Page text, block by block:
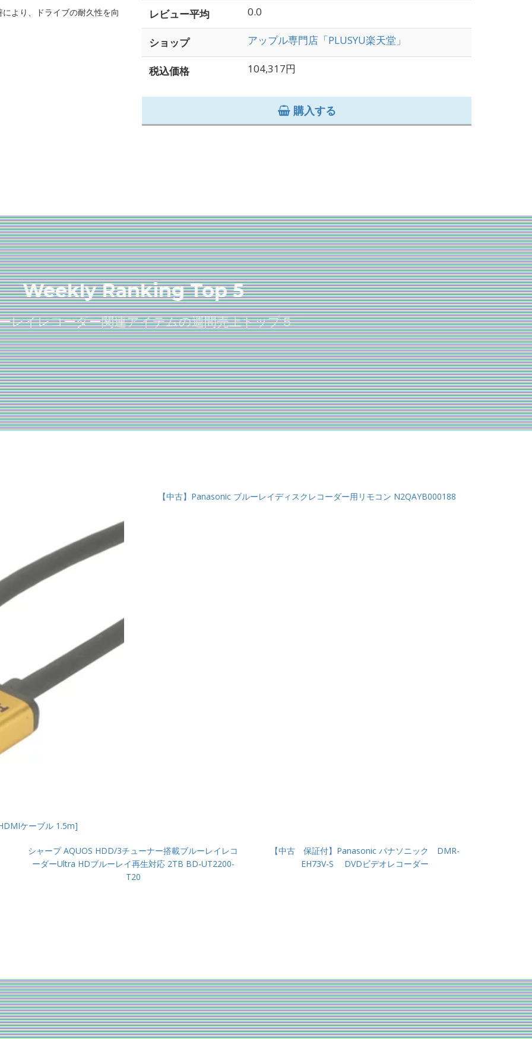
より、ドライブの耐久性を向
レビュー平均 0.0
ショップ アップル専門店「PLUSYU楽天堂」
税込価格 104,317円
購入する
Weekly Ranking Top 5
レイレコーダー関連アイテムの週間売上トップ５
ケーブル 1.5m]
【中古】Panasonic ブルーレイディスクレコーダー用リモコン N2QAYB000188
シャープ AQUOS HDD/3チューナー搭載ブルーレイレコ
ーダーUltra HDブルーレイ再生対応 2TB BD-UT2200-
T20
【中古 保証付】Panasonic パナソニック DMR-
EH73V-S DVDビデオレコーダー